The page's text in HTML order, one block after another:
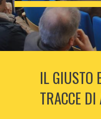
IL GIUSTO
TRACCE